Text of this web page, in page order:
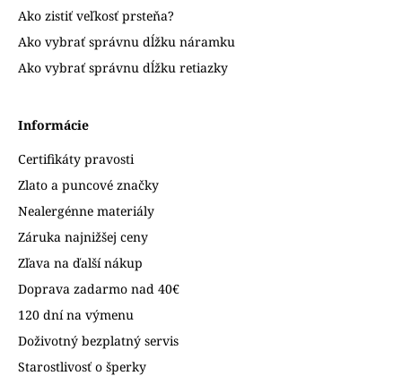
Ako zistiť veľkosť prsteňa?
Ako vybrať správnu dĺžku náramku
Ako vybrať správnu dĺžku retiazky
Informácie
Certifikáty pravosti
Zlato a puncové značky
Nealergénne materiály
Záruka najnižšej ceny
Zľava na ďalší nákup
Doprava zadarmo nad 40€
120 dní na výmenu
Doživotný bezplatný servis
Starostlivosť o šperky